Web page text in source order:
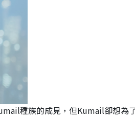
種族的成見，但Kumail卻想為